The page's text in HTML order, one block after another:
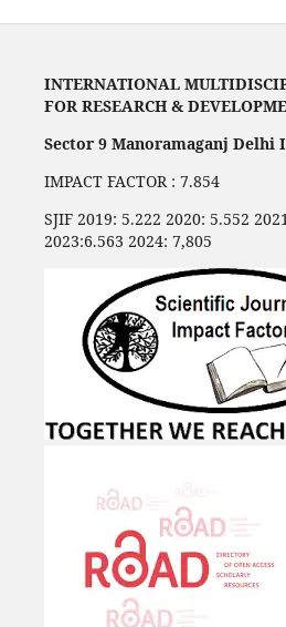
INTERNATIONAL
FOR RESEARCH &
Sector 9 Manoramaganj Delhi
IMPACT FACTOR : 7.854
SJIF 2019: 5.222 2020: 5.552
2023:6.563 2024: 7,805